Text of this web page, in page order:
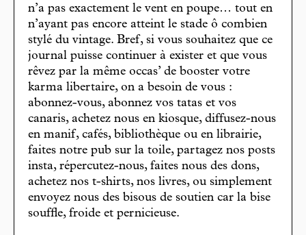
n’a pas exactement le vent en poupe… tout en
n’ayant pas encore atteint le stade ô combien
stylé du vintage. Bref, si vous souhaitez que ce
journal puisse continuer à exister et que vous
rêvez par la même occas’ de booster votre
karma libertaire, on a besoin de vous :
abonnez-vous, abonnez vos tatas et vos
canaris, achetez nous en kiosque, diffusez-nous
en manif, cafés, bibliothèque ou en librairie,
faites notre pub sur la toile, partagez nos posts
insta, répercutez-nous, faites nous des dons,
achetez nos t-shirts, nos livres, ou simplement
envoyez nous des bisous de soutien car la bise
souffle, froide et pernicieuse.